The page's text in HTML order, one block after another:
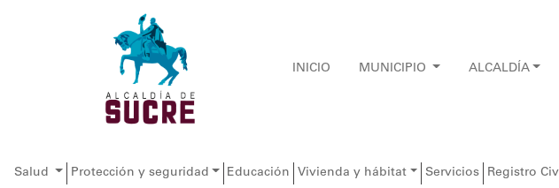
INICIO MUNICIPIO ALCALDÍA
Salud Protección y seguridad Educación Vivienda y hábitat Servicios Registro